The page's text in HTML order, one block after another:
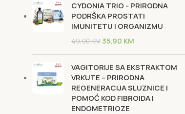
CYDONIA TRIO - PRIRODNA
PODRŠKA PROSTATI
IMUNITETU I ORGANIZMU
49,00KM35,90 KM
VAGITORIJE SA EKSTRAKTOM
VRKUTE – PRIRODNA
REGENERACIJA SLUZNICE I
POMOĆ KOD FIBROIDA I
ENDOMETRIOZE